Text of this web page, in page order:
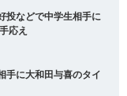
投などで中学生相手に
応え
手に大和田与喜のタイ